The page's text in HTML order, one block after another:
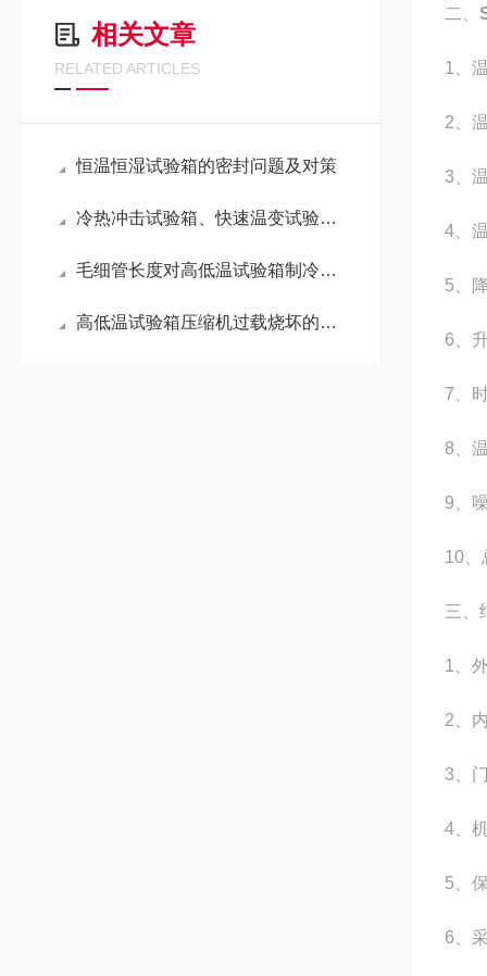
相关文章
RELATED ARTICLES
恒温恒湿试验箱的密封问题及对策
冷热冲击试验箱、快速温变试验箱和高低温试验箱的区别
毛细管长度对高低温试验箱制冷系统参数的五大影响
高低温试验箱压缩机过载烧坏的原因分析
二、
1 、
2 、
3 、
4 、
5 、
6 、
7 、
8 、
9 、
10
三、
1 、
2 、
3 、
4 、
5 、
6 、